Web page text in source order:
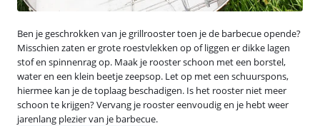
Ben je geschrokken van je grillrooster toen je de barbecue opende?
Misschien zaten er grote roestvlekken op of liggen er dikke lagen
stof en spinnenrag op. Maak je rooster schoon met een borstel,
water en een klein beetje zeepsop. Let op met een schuurspons,
hiermee kan je de toplaag beschadigen. Is het rooster niet meer
schoon te krijgen? Vervang je rooster eenvoudig en je hebt weer
jarenlang plezier van je barbecue.